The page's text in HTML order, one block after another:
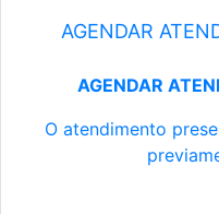
AGENDAR
AGENDAR
O atendimento